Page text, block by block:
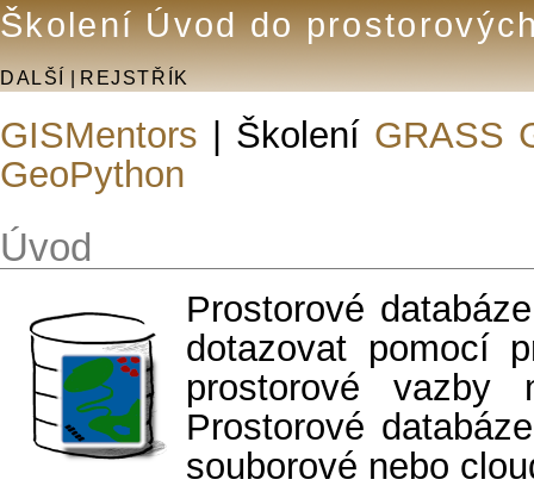
Školení Úvod do
DALŠÍ REJSTŘÍK
GISMentors | Školení GRASS
GeoPython
Úvod
Prostorové
dotazovat pomocí
prostorové
Prostorové
souborové nebo